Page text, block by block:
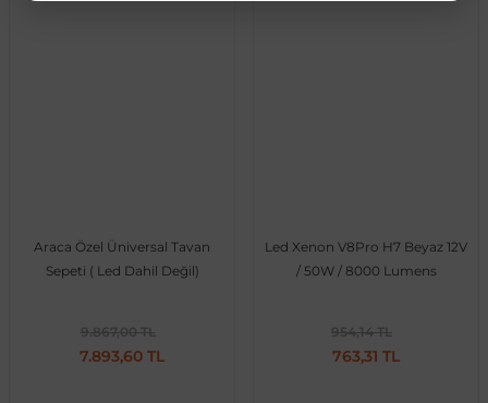
Araca Özel Üniversal Tavan
Sepeti ( Led Dahil Değil)
9.867,00 TL
7.893,60 TL
Led Xenon V8Pro H7 Beyaz 12V
/ 50W / 8000 Lumens
954,14 TL
763,31 TL